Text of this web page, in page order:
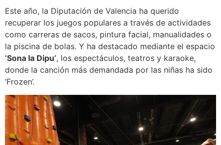
Este año, la Diputación de Valencia ha querido
recuperar los juegos populares a través de actividades
como carreras de sacos, pintura facial, manualidades o
la piscina de bolas. Y ha destacado mediante el espacio
‘Sona la Dipu’, los espectáculos, teatros y karaoke,
donde la canción más demandada por las niñas ha sido
‘Frozen’.